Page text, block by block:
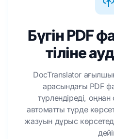
Бүгін PDF
тіліне
DocTranslator
арасындағы PDF
түрлендіреді,
автоматты түрде
жазуын дұрыс